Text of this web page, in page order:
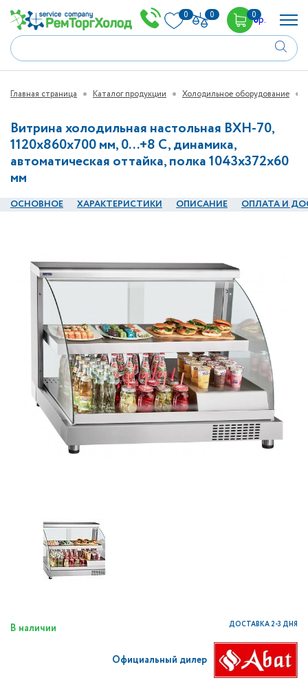
0 0 00р.
Главная страница Каталог продукции Холодильное оборудование
Витрина холодильная настольная ВХН-70,
1120х860х700 мм, 0...+8 С, динамика,
автоматическая оттайка, полка 1043х372х60
мм
ОСНОВНОЕ ХАРАКТЕРИСТИКИ ОПИСАНИЕ ОПЛАТА И
В наличии ДОСТАВКА 2-3 ДНЯ
Официальный дилер